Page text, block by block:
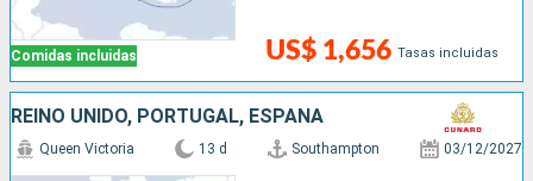
Comidas incluidas US$ 1,656 Tasas incluidas
REINO UNIDO, PORTUGAL, ESPAÑA
Queen Victoria 13 d Southampton 03/12/2027